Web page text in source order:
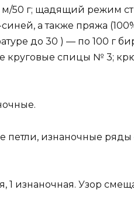
м/50 г; щадящий режим
а также пряжа
до 30 ) — по 100 г
круговые спицы № 3;
изнаночные
1 изнаночная. Узор